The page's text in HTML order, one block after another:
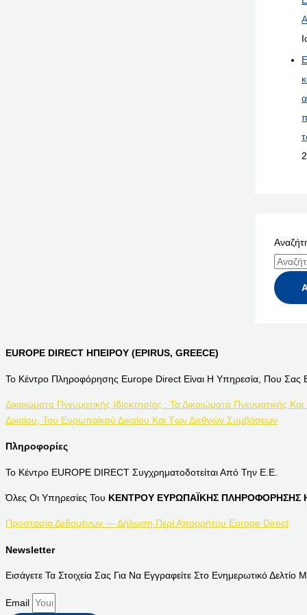
EUROPE DIRECT ΗΠΕΙΡΟΥ (EPIRUS, GREECE)
Το Κέντρο Πληροφόρησης Europe Direct Είναι Η Υπηρεσία, Που Σας
Δικαιώματα Πνευματικής Ιδιοκτησίας : Τα Δικαιώματα Πνευματικής
Δικαίου, Του Ευρωπαϊκού Δικαίου Και Των Διεθνών Συμβάσεων
Πληροφορίες
Το Κέντρο EUROPE DIRECT Συγχρηματοδοτείται Από Την Ε.Ε.
Όλες Οι Υπηρεσίες Του ΚΕΝΤΡΟΥ ΕΥΡΩΠΑΪΚΗΣ ΠΛΗΡΟΦΟΡΗΣΗΣ
Προστασία Δεδομένων — Δήλωση Περί Απορρήτου Europe Direct
Newsletter
Εισάγετε Τα Στοιχεία Σας Για Να Εγγραφείτε Στο Ενημερωτικό Δελτίο
Email